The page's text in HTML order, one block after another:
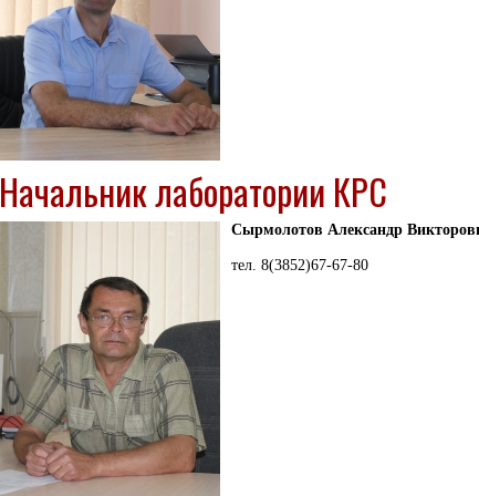
Начальник лаборатории КРС
Сырмолотов Александр
тел. 8(3852)67-67-80